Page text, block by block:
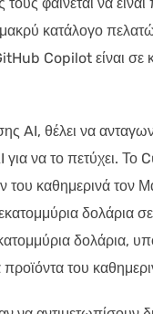
κατάλογο
Copilot είναι σε
AI, θέλει να
για να το πετύχει.
του καθημερινά τον
δολάρια
δολάρια,
του